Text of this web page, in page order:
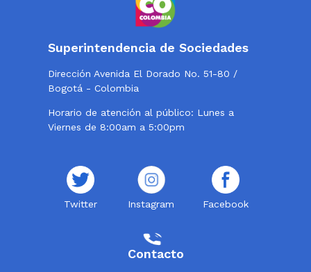
Superintendencia de Sociedades
Dirección Avenida El Dorado No. 51-80 /
Bogotá - Colombia
Horario de atención al público: Lunes a
Viernes de 8:00am a 5:00pm
Twitter Instagram Facebook
Contacto